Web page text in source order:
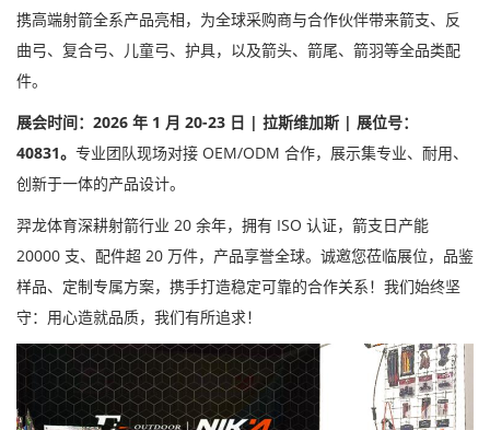
携高端射箭全系产品亮相，为全球采购商与合作伙伴带来箭支、反
曲弓、复合弓、儿童弓、护具，以及箭头、箭尾、箭羽等全品类配
件。
展会时间：2026 年 1 月 20-23 日 | 拉斯维加斯 | 展位号：
40831。 专业团队现场对接 OEM/ODM 合作，展示集专业、耐用、
创新于一体的产品设计。
羿龙体育深耕射箭行业 20 余年，拥有 ISO 认证，箭支日产能
20000 支、配件超 20 万件，产品享誉全球。诚邀您莅临展位，品鉴
样品、定制专属方案，携手打造稳定可靠的合作关系！我们始终坚
守：用心造就品质，我们有所追求！